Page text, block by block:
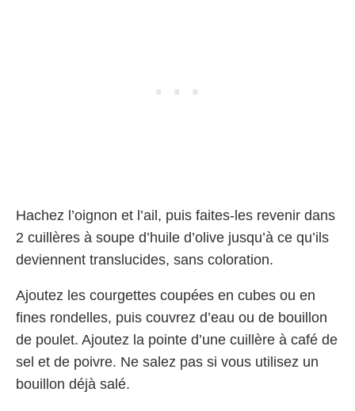
Hachez l’oignon et l’ail, puis faites-les revenir dans
2 cuillères à soupe d’huile d’olive jusqu’à ce qu’ils
deviennent translucides, sans coloration.
Ajoutez les courgettes coupées en cubes ou en
fines rondelles, puis couvrez d’eau ou de bouillon
de poulet. Ajoutez la pointe d’une cuillère à café de
sel et de poivre. Ne salez pas si vous utilisez un
bouillon déjà salé.